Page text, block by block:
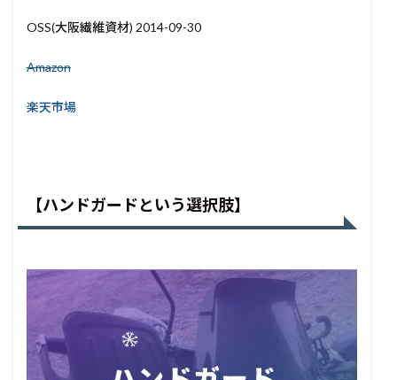
OSS(大阪繊維資材) 2014-09-30
Amazon
楽天市場
【ハンドガードという選択肢】